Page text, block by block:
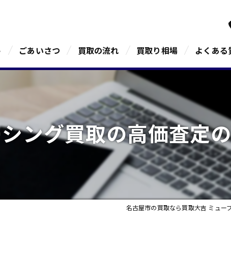
ごあいさつ 買取の流れ 買取り相場 よくある
ング買取の高価査定
名古屋市の買取なら買取大吉 ミュー